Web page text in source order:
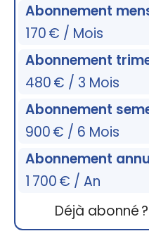
Abonnement
170 € / Mois
Abonnement
480 € / 3 Mois
Abonnement
900 € / 6 Mois
Abonnement
1 700 € / An
Déjà abonné ?